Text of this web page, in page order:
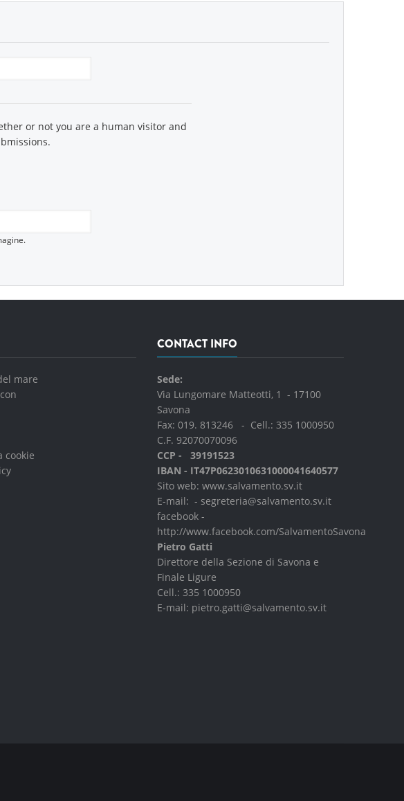
or not you are a human visitor and
mare
cookie
CONTACT INFO
Sede:
Via Lungomare Matteotti, 1 - 17100
Savona
Fax: 019. 813246 - Cell.: 335 1000950
C.F. 92070070096
CCP - 39191523
IBAN - IT47P0623010631000041640577
Sito web: www.salvamento.sv.it
E-mail: - segreteria@salvamento.sv.it
facebook -
http://www.facebook.com/SalvamentoSavona
Pietro Gatti
Direttore della Sezione di Savona e
Finale Ligure
Cell.: 335 1000950
E-mail: pietro.gatti@salvamento.sv.it